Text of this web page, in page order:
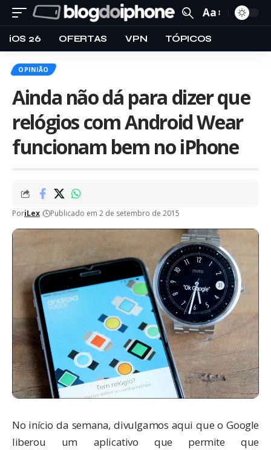
Aa
iOS 26 OFERTAS VPN TÓPICOS
OPINIÃO
Ainda não dá para dizer que
relógios com Android Wear
funcionam bem no iPhone
PoriLex Publicado em 2 de setembro de 2015
No início da semana,divulgamos aqui que o Google
liberou um aplicativo que permite que